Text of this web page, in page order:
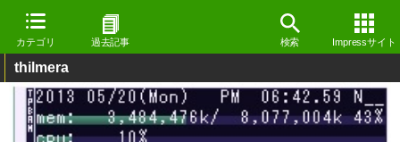
カテゴリ 過去記事 検索 Impressサイト
thilmera